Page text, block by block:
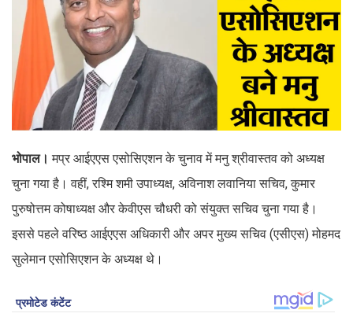
भोपाल। मप्र आईएएस एसोसिएशन के चुनाव में मनु श्रीवास्तव को अध्यक्ष
चुना गया है। वहीं, रश्मि शमी उपाध्यक्ष, अविनाश लवानिया सचिव, कुमार
पुरुषोत्तम कोषाध्यक्ष और केवीएस चौधरी को संयुक्त सचिव चुना गया है।
इससे पहले वरिष्ठ आईएएस अधिकारी और अपर मुख्य सचिव (एसीएस) मोहमद
सुलेमान एसोसिएशन के अध्यक्ष थे।